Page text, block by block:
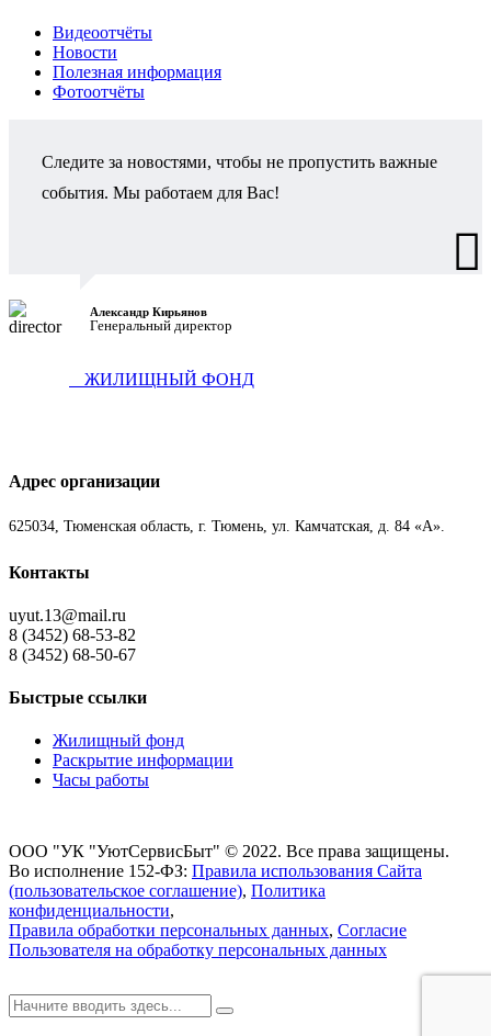
Видеоотчёты
Новости
Полезная информация
Фотоотчёты
Следите за новостями, чтобы не пропустить важные
события. Мы работаем для Вас!
Александр Кирьянов
Генеральный директор
ЖИЛИЩНЫЙ ФОНД
Адрес организации
625034, Тюменская область, г. Тюмень, ул. Камчатская, д. 84 «А».
Контакты
uyut.13@mail.ru
8 (3452) 68-53-82
8 (3452) 68-50-67
Быстрые ссылки
Жилищный фонд
Раскрытие информации
Часы работы
ООО "УК "УютСервисБыт" © 2022. Все права защищены.
Во исполнение 152-ФЗ: Правила использования Сайта
(пользовательское соглашение), Политика
конфиденциальности,
Правила обработки персональных данных, Согласие
Пользователя на обработку персональных данных